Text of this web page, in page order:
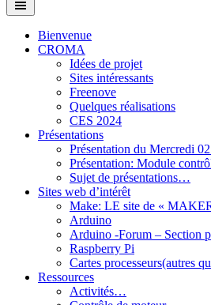
Bienvenue
CROMA
Idées de projet
Sites intéressants
Freenove
Quelques réalisations
CES 2024
Présentations
Présentation du Mercredi
Présentation: Module
Sujet de présentations…
Sites web d’intérêt
Make: LE site de «
Arduino
Arduino -Forum – Section
Raspberry Pi
Cartes processeurs(autres
Ressources
Activités…